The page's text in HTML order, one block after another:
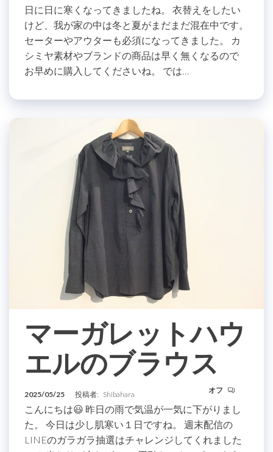
日に日に寒くなってきましたね。 衣替えをしたい
けど、我が家の中は冬と夏がまだまだ混在中です。
セーターやアウターも必須になってきました。 カ
シミヤ素材やブランドの商品は早く無くなるので
お早めに購入してくださいね。 では…
マーガレットハウ
エルのブラウス
2025/05/25 投稿者: Shibahara オフ
こんにちは😃 昨日の雨で気温が一気に下がりまし
た。 今日は少し肌寒い１日ですね。 週末配信の
LINEのガラガラ抽選はチャレンジしてくれました